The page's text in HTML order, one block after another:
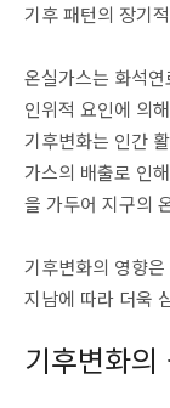
기후 패턴의 장기
온실가스는 화석
인위적 요인에 의
기후변화는 인간
가스의 배출로 인
을 가두어 지구의
기후변화의 영향
지남에 따라 더욱
기후변화의